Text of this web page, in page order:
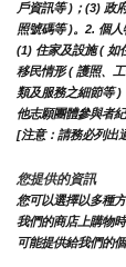
戶資訊等 )；(3) 政
照號碼等 )。2. 個
(1) 住家及設施 ( 如
移民情形 ( 護照、
類及服務之細節等
他志願團體參與者紀
[注意：請務必列出
您提供的資訊
您可以選擇以多種
我們的商店上購物
可能提供給我們的